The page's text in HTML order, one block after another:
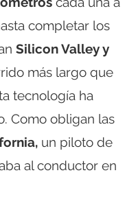
completar los
Silicon Valley y
más largo que
tecnología ha
Como obligan las
un piloto de
al conductor en